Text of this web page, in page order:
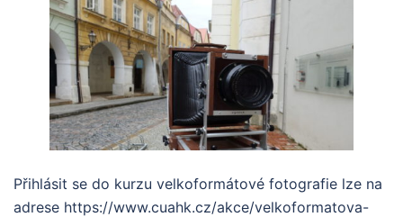
Přihlásit se do kurzu velkoformátové fotografie lze na
adrese https://www.cuahk.cz/akce/velkoformatova-